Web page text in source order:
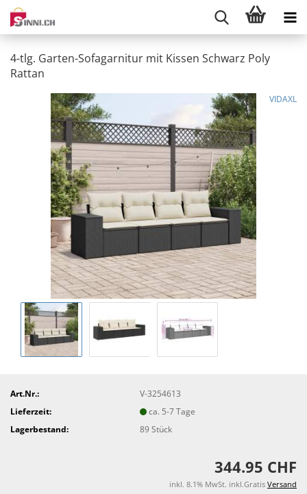
4-tlg. Garten-Sofagarnitur mit Kissen Schwarz Poly
Rattan
VIDAXL
Art.Nr.:
V-3254613
Lieferzeit:
ca. 5-7 Tage
Lagerbestand:
89Stück
344.95 CHF
inkl. 8.1% MwSt. inkl.Gratis Versand